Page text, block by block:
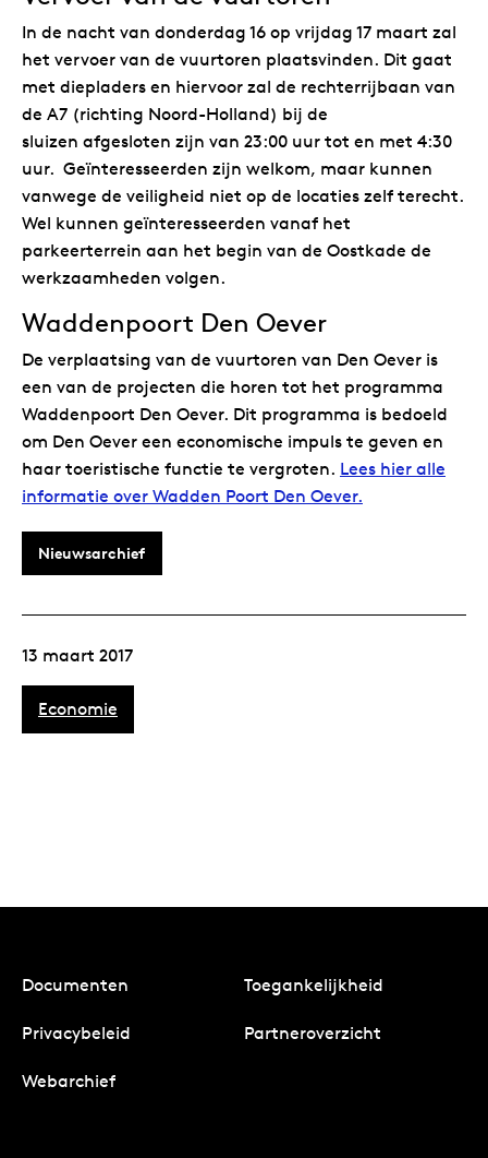
13 maart 2017
Economie
In de nacht van donderdag 16 op vrijdag 17 maart zal
het vervoer van de vuurtoren plaatsvinden. Dit gaat
met diepladers en hiervoor zal de rechterrijbaan van
de A7 (richting Noord-Holland) bij de
sluizen afgesloten zijn van 23:00 uur tot en met 4:30
uur. Geïnteresseerden zijn welkom, maar kunnen
vanwege de veiligheid niet op de locaties zelf terecht.
Wel kunnen geïnteresseerden vanaf het
parkeerterrein aan het begin van de Oostkade de
werkzaamheden volgen.
Waddenpoort Den Oever
De verplaatsing van de vuurtoren van Den Oever is
een van de projecten die horen tot het programma
Waddenpoort Den Oever. Dit programma is bedoeld
om Den Oever een economische impuls te geven en
haar toeristische functie te vergroten. Lees hier alle
informatie over Wadden Poort Den Oever.
Nieuwsarchief
Documenten Toegankelijkheid
Privacybeleid Partneroverzicht
Webarchief